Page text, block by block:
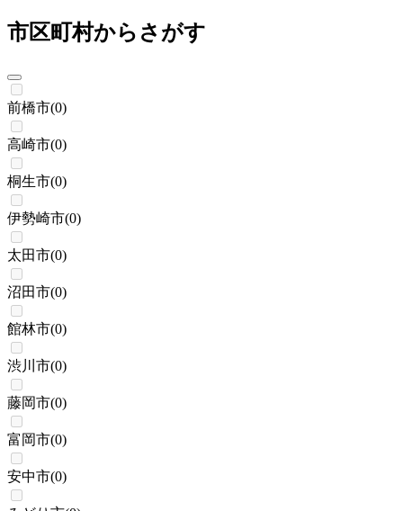
市区町村からさがす
前橋市(0)
高崎市(0)
桐生市(0)
伊勢崎市(0)
太田市(0)
沼田市(0)
館林市(0)
渋川市(0)
藤岡市(0)
富岡市(0)
安中市(0)